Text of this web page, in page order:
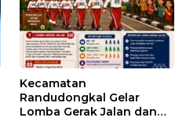
Kecamatan
Randudongkal Gelar
Lomba Gerak Jalan dan